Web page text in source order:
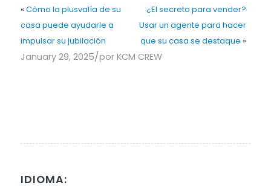
« Cómo la plusvalía de su
casa puede ayudarle a
impulsar su jubilación
¿El secreto para vender?
Usar un agente para hacer
que su casa se destaque »
January 29, 2025/por KCM CREW
IDIOMA: